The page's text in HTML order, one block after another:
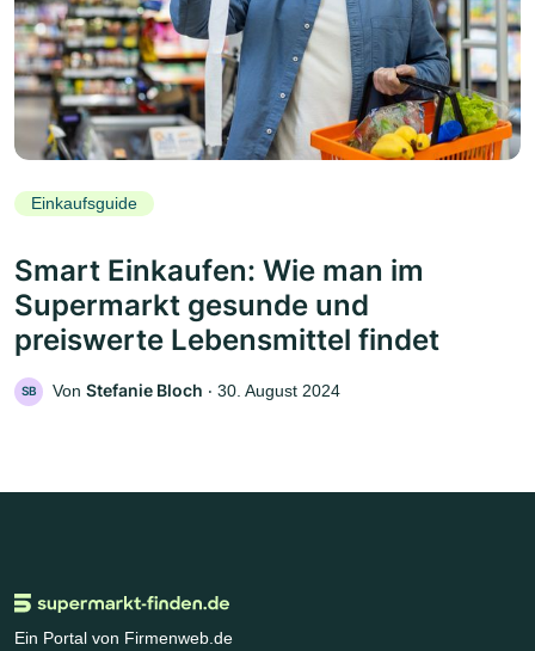
Einkaufsguide
Smart Einkaufen: Wie man im
Supermarkt gesunde und
preiswerte Lebensmittel findet
SB Von Stefanie Bloch ‧ 30. August 2024
Ein Portal von Firmenweb.de